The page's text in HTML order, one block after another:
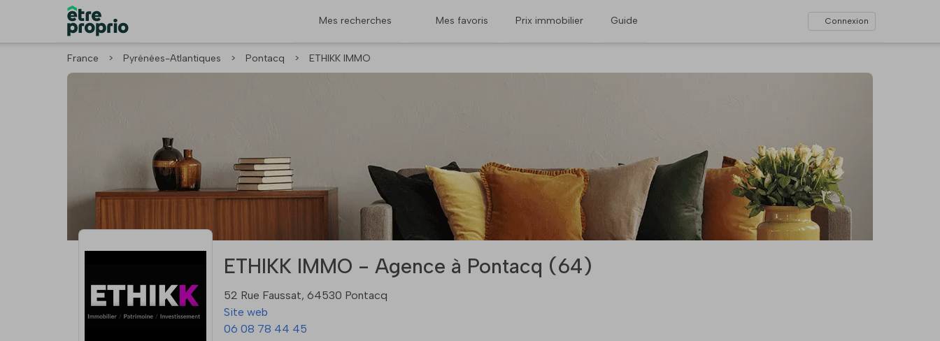
Mes recherches Mes favoris Prix immobilier Guide Connexion
France > Pyrénées-Atlantiques > Pontacq > ETHIKK IMMO
ETHIKK IMMO - Agence à Pontacq (64)
52 Rue Faussat, 64530 Pontacq
Site web
06 08 78 44 45